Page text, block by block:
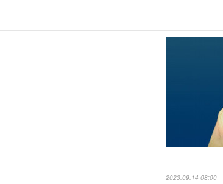
2023.09.14 08:00